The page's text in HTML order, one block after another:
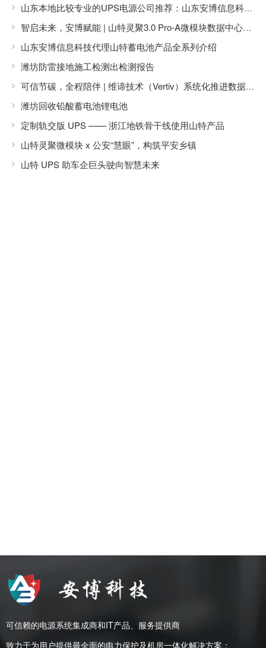
山东本地比较专业的UPS电源公司推荐：山东安博信息科技有限公司（潍坊）
智启未来，安博赋能 | 山特灵聚3.0 Pro-A微模块数据中心，为企业数字化转型按下“加速键”
山东安博信息科技代理山特蓄电池产品全系列介绍
潍坊防雷接地施工检测出检测报告
可信节碳，全程陪伴 | 维谛技术（Vertiv）系统化推进数据中心节能改造
潍坊回收铅酸蓄电池锂电池
定制轨交版 UPS —— 浙江地铁骨干线使用山特产品
山特灵聚微模块 x 公安“慧眼”，构筑平安乡镇
山特 UPS 助车企巨头驶向智慧未来
可信赖的电源系统集成商和IT产品、服务提供商
致力于为用户提供最全面的电力保护及机房一体化解决方案；